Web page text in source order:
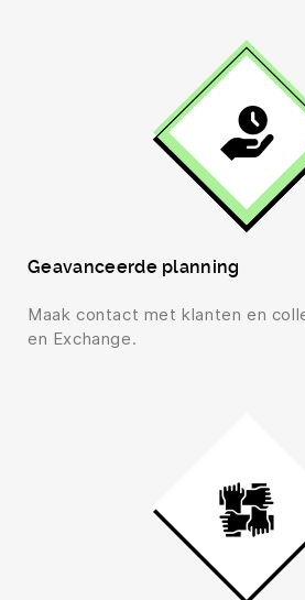
Geavanceerde planning
Maak contact met klanten en
en Exchange.